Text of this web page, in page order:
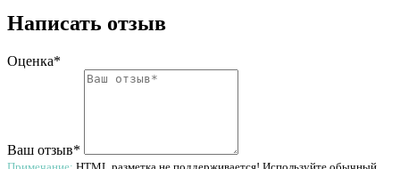
Написать отзыв
Оценка*
Ваш отзыв*